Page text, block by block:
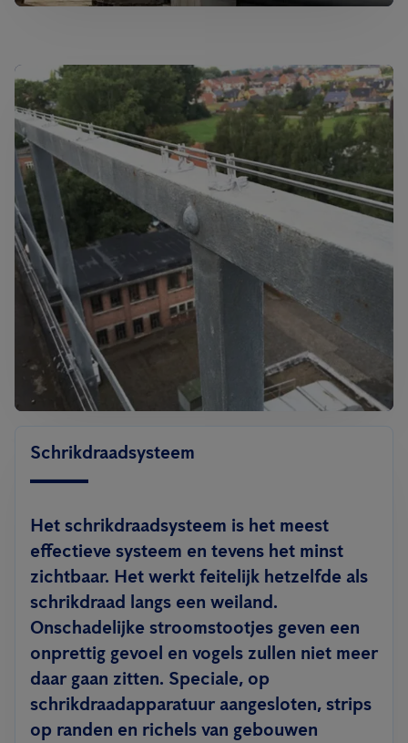
Schrikdraadsysteem
Het schrikdraadsysteem is het meest
effectieve systeem en tevens het minst
zichtbaar. Het werkt feitelijk hetzelfde als
schrikdraad langs een weiland.
Onschadelijke stroomstootjes geven een
onprettig gevoel en vogels zullen niet meer
daar gaan zitten. Speciale, op
schrikdraadapparatuur aangesloten, strips
op randen en richels van gebouwen